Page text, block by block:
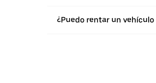
¿Puedo rentar un